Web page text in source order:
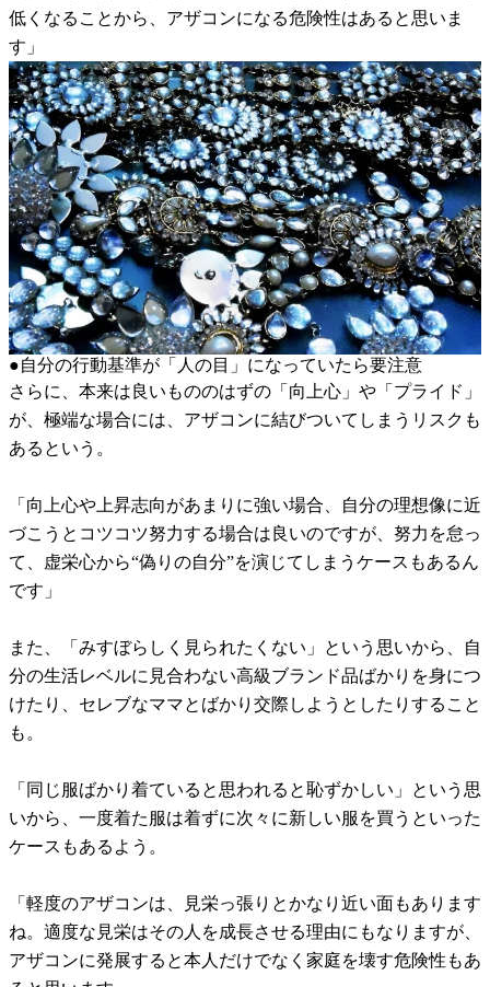
低くなることから、アザコンになる危険性はあると思いま
す」
●自分の行動基準が「人の目」になっていたら要注意
さらに、本来は良いもののはずの「向上心」や「プライド」
が、極端な場合には、アザコンに結びついてしまうリスクも
あるという。
「向上心や上昇志向があまりに強い場合、自分の理想像に近
づこうとコツコツ努力する場合は良いのですが、努力を怠っ
て、虚栄心から“偽りの自分”を演じてしまうケースもあるん
です」
また、「みすぼらしく見られたくない」という思いから、自
分の生活レベルに見合わない高級ブランド品ばかりを身につ
けたり、セレブなママとばかり交際しようとしたりすること
も。
「同じ服ばかり着ていると思われると恥ずかしい」という思
いから、一度着た服は着ずに次々に新しい服を買うといった
ケースもあるよう。
「軽度のアザコンは、見栄っ張りとかなり近い面もあります
ね。適度な見栄はその人を成長させる理由にもなりますが、
アザコンに発展すると本人だけでなく家庭を壊す危険性もあ